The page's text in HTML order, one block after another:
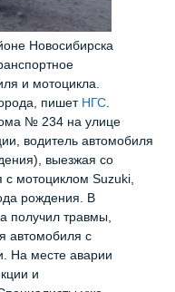
Новосибирска
и мотоцикла.
пишет НГС.
№ 234 на улице
водитель автомобиля
выезжая со
с мотоциклом Suzuki,
рождения. В
получил травмы,
автомобиля с
На месте аварии
и